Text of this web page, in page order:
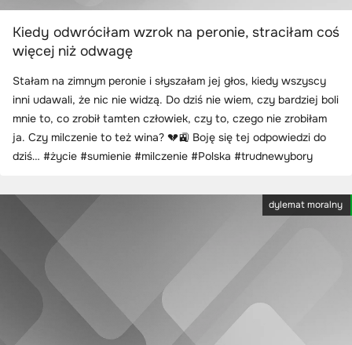
Kiedy odwróciłam wzrok na peronie, straciłam coś
więcej niż odwagę
Stałam na zimnym peronie i słyszałam jej głos, kiedy wszyscy
inni udawali, że nic nie widzą. Do dziś nie wiem, czy bardziej boli
mnie to, co zrobił tamten człowiek, czy to, czego nie zrobiłam
ja. Czy milczenie to też wina? 💔🚉 Boję się tej odpowiedzi do
dziś… #życie #sumienie #milczenie #Polska #trudnewybory
dylemat moralny